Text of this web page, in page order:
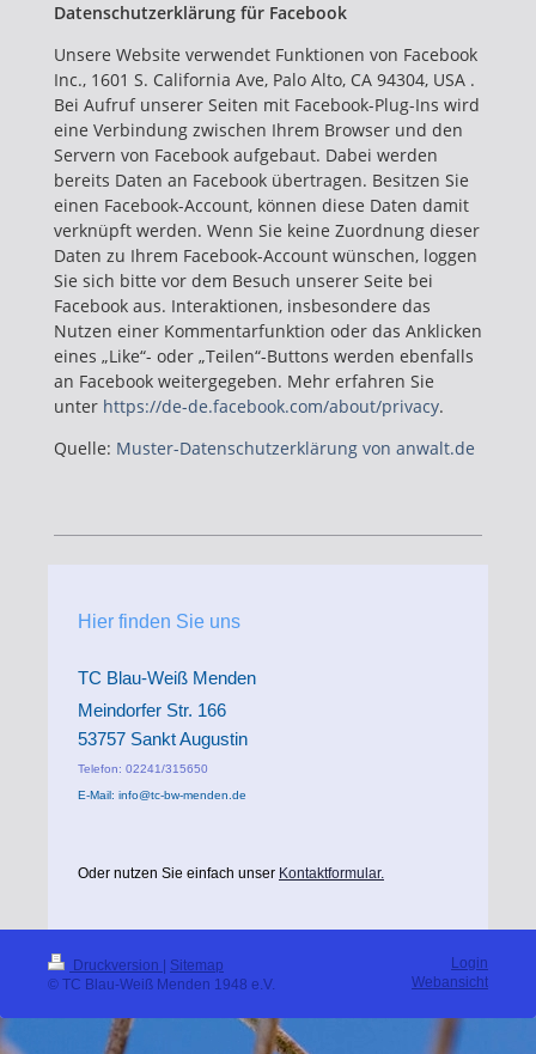
Datenschutzerklärung für Facebook
Unsere Website verwendet Funktionen von Facebook
Inc., 1601 S. California Ave, Palo Alto, CA 94304, USA .
Bei Aufruf unserer Seiten mit Facebook-Plug-Ins wird
eine Verbindung zwischen Ihrem Browser und den
Servern von Facebook aufgebaut. Dabei werden
bereits Daten an Facebook übertragen. Besitzen Sie
einen Facebook-Account, können diese Daten damit
verknüpft werden. Wenn Sie keine Zuordnung dieser
Daten zu Ihrem Facebook-Account wünschen, loggen
Sie sich bitte vor dem Besuch unserer Seite bei
Facebook aus. Interaktionen, insbesondere das
Nutzen einer Kommentarfunktion oder das Anklicken
eines „Like“- oder „Teilen“-Buttons werden ebenfalls
an Facebook weitergegeben. Mehr erfahren Sie
unter https://de-de.facebook.com/about/privacy.
Quelle: Muster-Datenschutzerklärung von anwalt.de
Hier finden Sie uns
TC Blau-Weiß Menden
Meindorfer Str. 166
53757 Sankt Augustin
Telefon: 02241/315650
E-Mail: info@tc-bw-menden.de
Oder nutzen Sie einfach unser Kontaktformular.
Druckversion
Sitemap
© TC Blau-Weiß Menden 1948 e.V.
Login
Webansicht